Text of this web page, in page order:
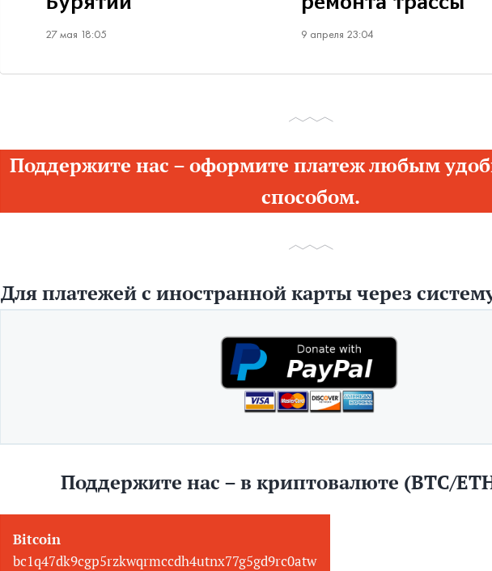
27 мая 18:05 9 апреля 23:04
Поддержите нас – оформите платеж любым
способом.
Для платежей с иностранной карты через
Поддержите нас – в криптовалюте (BTC/
Bitcoin
bc1q47dk9cgp5rzkwqrmccdh4utnx77g5gd9rc0atw